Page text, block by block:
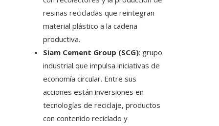
resinas recicladas que reintegran
material plástico a la cadena
productiva.
Siam Cement Group (SCG): grupo
industrial que impulsa iniciativas de
economía circular. Entre sus
acciones están inversiones en
tecnologías de reciclaje, productos
con contenido reciclado y